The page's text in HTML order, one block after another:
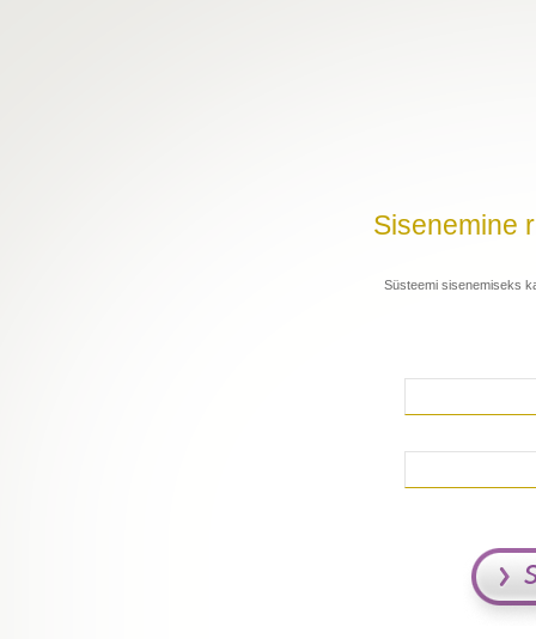
Sisenemine
Süsteemi sisenemiseks